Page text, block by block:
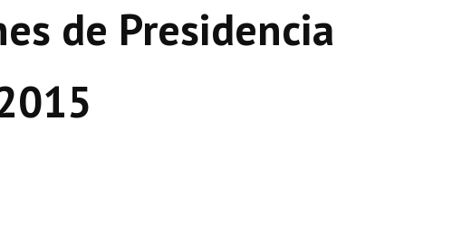
de Presidencia